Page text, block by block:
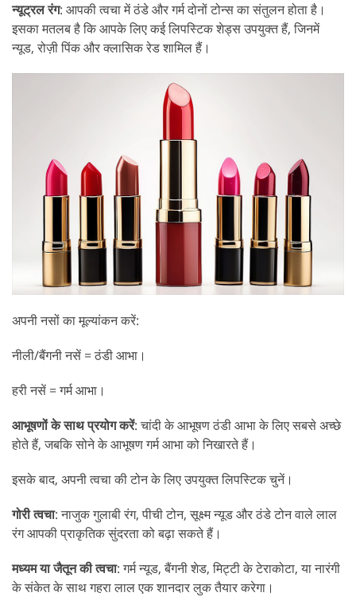
न्यूट्रल रंग: आपकी त्वचा में ठंडे और गर्म दोनों टोन्स का संतुलन होता है।
इसका मतलब है कि आपके लिए कई लिपस्टिक शेड्स उपयुक्त हैं, जिनमें
न्यूड, रोज़ी पिंक और क्लासिक रेड शामिल हैं।
अपनी नसों का मूल्यांकन करें:
नीली/बैंगनी नसें = ठंडी आभा।
हरी नसें = गर्म आभा।
आभूषणों के साथ प्रयोग करें: चांदी के आभूषण ठंडी आभा के लिए सबसे अच्छे
होते हैं, जबकि सोने के आभूषण गर्म आभा को निखारते हैं।
इसके बाद, अपनी त्वचा की टोन के लिए उपयुक्त लिपस्टिक चुनें।
गोरी त्वचा: नाजुक गुलाबी रंग, पीची टोन, सूक्ष्म न्यूड और ठंडे टोन वाले लाल
रंग आपकी प्राकृतिक सुंदरता को बढ़ा सकते हैं।
मध्यम या जैतून की त्वचा: गर्म न्यूड, बैंगनी शेड, मिट्टी के टेराकोटा, या नारंगी
के संकेत के साथ गहरा लाल एक शानदार लुक तैयार करेगा।